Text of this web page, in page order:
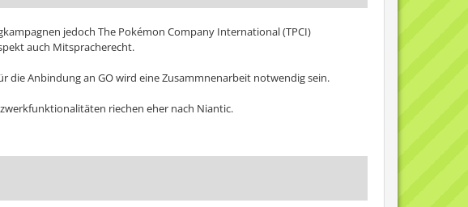
jedoch The Pokémon Company International (TPCI)
auch Mitspracherecht.
die Anbindung an GO wird eine Zusammnenarbeit notwendig sein.
riechen eher nach Niantic.